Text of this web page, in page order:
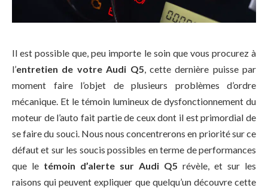
Il est possible que, peu importe le soin que vous procurez à
l’entretien de votre Audi Q5 , cette dernière puisse par
moment faire l’objet de plusieurs problèmes d’ordre
mécanique. Et le témoin lumineux de dysfonctionnement du
moteur de l’auto fait partie de ceux dont il est primordial de
se faire du souci. Nous nous concentrerons en priorité sur ce
défaut et sur les soucis possibles en terme de performances
que le témoin d’alerte sur Audi Q5 révèle, et sur les
raisons qui peuvent expliquer que quelqu’un découvre cette